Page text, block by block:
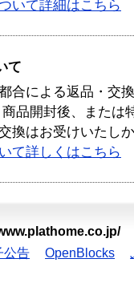
いて詳細はこちら
て
合による返品・交
商品開封後、または
換はお受けいたし
て詳しくはこちら
公告 OpenBlocks